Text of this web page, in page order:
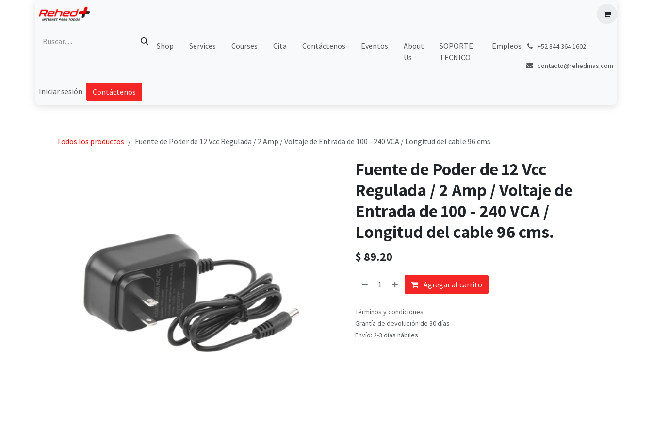
Shop Services Courses Cita Contáctenos Eventos
About
Us
SOPORTE
TECNICO
Empleos +52 844 364 1602
contacto@rehedmas.com
Iniciar sesión Contáctenos
Todos los productos Fuente de Poder de 12 Vcc Regulada / 2 Amp / Voltaje de Entrada de 100 - 240 VCA / Longitud del cable 96 cms.
Fuente de Poder de 12 Vcc
Regulada / 2 Amp / Voltaje de
Entrada de 100 - 240 VCA /
Longitud del cable 96 cms.
$ 89.20
Agregar al carrito
Términos y condiciones
Grantía de devolución de 30 días
Envío: 2-3 días hábiles